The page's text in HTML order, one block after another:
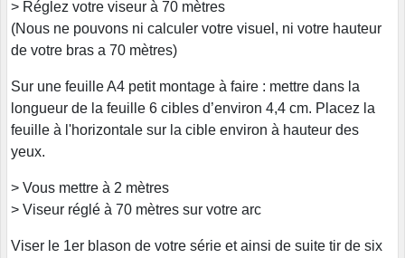
> Réglez votre viseur à 70 mètres
(Nous ne pouvons ni calculer votre visuel, ni votre hauteur
de votre bras a 70 mètres)
Sur une feuille A4 petit montage à faire : mettre dans la
longueur de la feuille 6 cibles d’environ 4,4 cm. Placez la
feuille à l'horizontale sur la cible environ à hauteur des
yeux.
> Vous mettre à 2 mètres
> Viseur réglé à 70 mètres sur votre arc
Viser le 1er blason de votre série et ainsi de suite tir de six